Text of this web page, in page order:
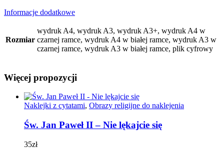
Informacje dodatkowe
Rozmiar
wydruk A4, wydruk A3, wydruk A3+, wydruk A4 w
czarnej ramce, wydruk A4 w białej ramce, wydruk A3 w
czarnej ramce, wydruk A3 w białej ramce, plik cyfrowy
Więcej propozycji
Naklejki z cytatami, Obrazy religijne do naklejenia
Św. Jan Paweł II – Nie lękajcie się
35zł